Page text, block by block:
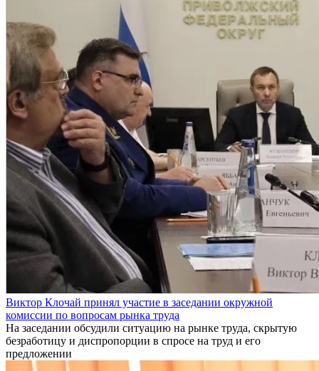
Виктор Клочай принял участие в заседании окружной
комиссии по вопросам рынка труда
На заседании обсудили ситуацию на рынке труда, скрытую
безработицу и диспропорции в спросе на труд и его
предложении